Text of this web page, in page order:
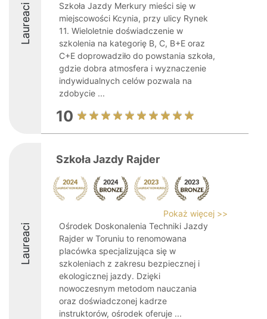
Laureaci
Szkoła Jazdy Merkury mieści się w
miejscowości Kcynia, przy ulicy Rynek
11. Wieloletnie doświadczenie w
szkolenia na kategorię B, C, B+E oraz
C+E doprowadziło do powstania szkoła,
gdzie dobra atmosfera i wyznaczenie
indywidualnych celów pozwala na
zdobycie ...
10
Laureaci
Szkoła Jazdy Rajder
Pokaż więcej >>
Ośrodek Doskonalenia Techniki Jazdy
Rajder w Toruniu to renomowana
placówka specjalizująca się w
szkoleniach z zakresu bezpiecznej i
ekologicznej jazdy. Dzięki
nowoczesnym metodom nauczania
oraz doświadczonej kadrze
instruktorów, ośrodek oferuje ...